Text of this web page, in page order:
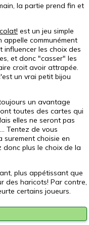
la partie prend fin et
est un jeu simple
appelle communément
influencer les choix des
et donc "casser" les
croit avoir attrapée.
un vrai petit bijou
un avantage
toutes des cartes qui
elles ne seront pas
Tentez de vous
surement choisie en
plus le choix de la
plus appétissant que
des haricots! Par contre,
certains joueurs.